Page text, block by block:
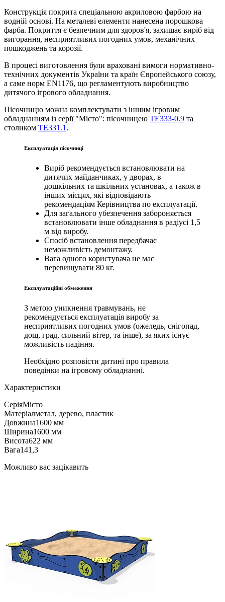
Конструкція покрита спеціальною акриловою фарбою на
водній основі. На металеві елементи нанесена порошкова
фарба. Покриття є безпечним для здоров'я, захищає виріб від
вигорання, несприятливих погодних умов, механічних
пошкоджень та корозії.
В процесі виготовлення були враховані вимоги нормативно-
технічних документів України та країн Європейського союзу,
а саме норм EN1176, що регламентують виробництво
дитячого ігрового обладнання.
Пісочницю можна комплектувати з іншим ігровим
обладнанням із серії "Місто": пісочницею ТЕ333-0.9 та
столиком ТЕ331.1 .
Експлуатація пісочниці
Виріб рекомендується встановлювати на
дитячих майданчиках, у дворах, в
дошкільних та шкільних установах, а також в
інших місцях, які відповідають
рекомендаціям Керівництва по експлуатації.
Для загального убезпечення забороняється
встановлювати інше обладнання в радіусі 1,5
м від виробу.
Спосіб встановлення передбачає
неможливість демонтажу.
Вага одного користувача не має
перевищувати 80 кг.
Експлуатаційні обмеження
З метою уникнення травмувань, не
рекомендується експлуатація виробу за
несприятливих погодних умов (ожеледь, снігопад,
дощ, град, сильний вітер, та інше), за яких існує
можливість падіння.
Необхідно розповісти дитині про правила
поведінки на ігровому обладнанні.
Характеристики
СеріяМісто
Матеріалметал, дерево, пластик
Довжина1600 мм
Ширина1600 мм
Висота622 мм
Вага141,3
Можливо вас зацікавить